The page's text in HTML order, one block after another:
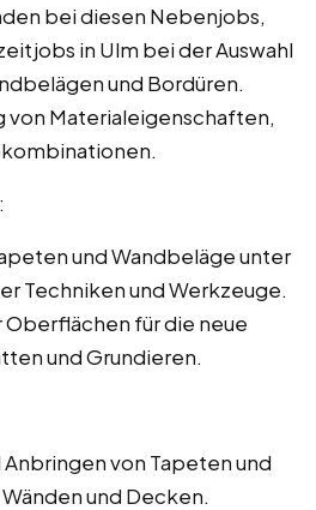
bei diesen Nebenjobs,
in Ulm bei der Auswahl
und Bordüren.
von Materialeigenschaften,
:
und Wandbeläge unter
Techniken und Werkzeuge.
für die neue
und Grundieren.
von Tapeten und
und Decken.